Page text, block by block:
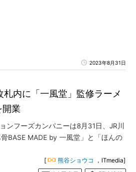
2023年8月31日
札内に「一風堂」監修ラーメ
開業
ンフーズカンパニーは8月31日、JR川
BASE MADE by 一風堂」と「ほんの
[ 熊谷ショウコ
，ITmedia]